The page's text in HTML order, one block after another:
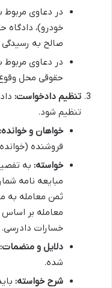
در دعاوی مربوط
خودرو)،
صالح به
در دعاوی مربوط
حقوقی محل
تنظیم دادخواست:
تنظیم شود.
خواهان و خوانده:
فروشنده
خواسته: به
مبایعه نامه
ثمن معامله به
معامله بر
خسارات دادرسی.
دلایل و منضمات:
شده.
شرح خواسته: